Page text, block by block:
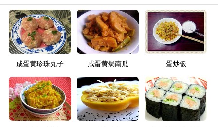
咸蛋黄珍珠丸子 咸蛋黄焗南瓜 蛋炒饭